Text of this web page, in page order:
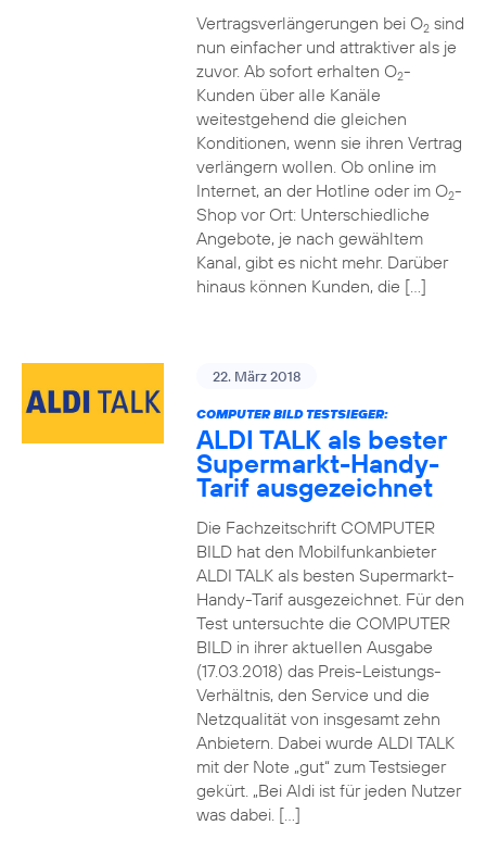
Vertragsverlängerungen bei O2sind
nun einfacher und attraktiver als je
zuvor. Ab sofort erhalten O2-
Kunden über alle Kanäle
weitestgehend die gleichen
Konditionen, wenn sie ihren Vertrag
verlängern wollen. Ob online im
Internet, an der Hotline oder im O2-
Shop vor Ort: Unterschiedliche
Angebote, je nach gewähltem
Kanal, gibt es nicht mehr. Darüber
hinaus können Kunden, die […]
22. März 2018
COMPUTER BILD TESTSIEGER:
ALDI TALK als bester
Supermarkt-Handy-
Tarif ausgezeichnet
Die Fachzeitschrift COMPUTER
BILD hat den Mobilfunkanbieter
ALDI TALK als besten Supermarkt-
Handy-Tarif ausgezeichnet. Für den
Test untersuchte die COMPUTER
BILD in ihrer aktuellen Ausgabe
(17.03.2018) das Preis-Leistungs-
Verhältnis, den Service und die
Netzqualität von insgesamt zehn
Anbietern. Dabei wurde ALDI TALK
mit der Note „gut“ zum Testsieger
gekürt. „Bei Aldi ist für jeden Nutzer
was dabei. […]